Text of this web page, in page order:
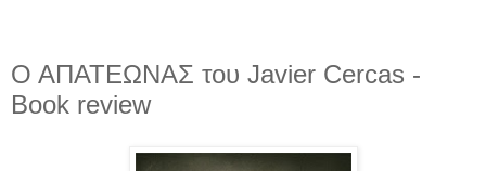
Ο ΑΠΑΤΕΩΝΑΣ του Javier Cercas -
Book review